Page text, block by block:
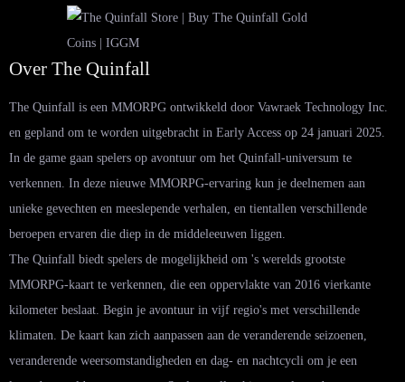
Over The Quinfall
The Quinfall is een MMORPG ontwikkeld door Vawraek Technology Inc.
en gepland om te worden uitgebracht in Early Access op 24 januari 2025.
In de game gaan spelers op avontuur om het Quinfall-universum te
verkennen. In deze nieuwe MMORPG-ervaring kun je deelnemen aan
unieke gevechten en meeslepende verhalen, en tientallen verschillende
beroepen ervaren die diep in de middeleeuwen liggen.
The Quinfall biedt spelers de mogelijkheid om 's werelds grootste
MMORPG-kaart te verkennen, die een oppervlakte van 2016 vierkante
kilometer beslaat. Begin je avontuur in vijf regio's met verschillende
klimaten. De kaart kan zich aanpassen aan de veranderende seizoenen,
veranderende weersomstandigheden en dag- en nachtcycli om je een